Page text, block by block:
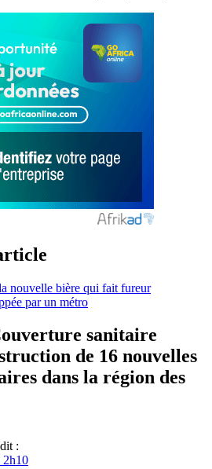
nouvelle bière qui fait fureur
par un métro
sanitaire
de 16 nouvelles
dans la région des
dit :
2h10